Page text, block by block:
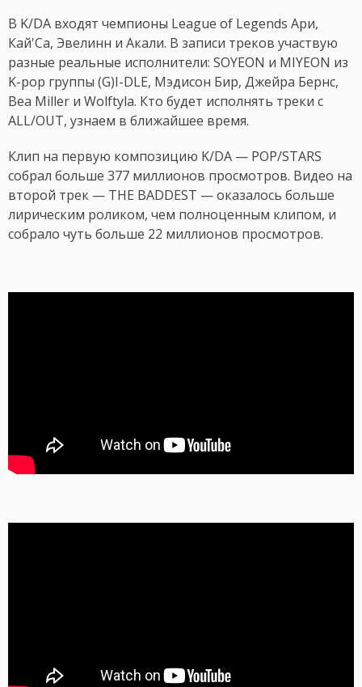
В K/DA входят чемпионы League of Legends Ари,
Кай'Са, Эвелинн и Акали. В записи треков участвую
разные реальные исполнители: SOYEON и MIYEON из
K-pop группы (G)I-DLE, Мэдисон Бир, Джейра Бернс,
Bea Miller и Wolftyla. Кто будет исполнять треки с
ALL/OUT, узнаем в ближайшее время.
Клип на первую композицию K/DA — POP/STARS
собрал больше 377 миллионов просмотров. Видео на
второй трек — THE BADDEST — оказалось больше
лирическим роликом, чем полноценным клипом, и
собрало чуть больше 22 миллионов просмотров.